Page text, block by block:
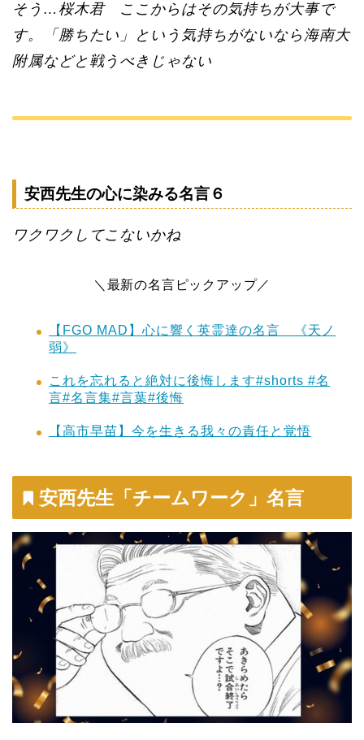
そう…桜木君 ここからはその気持ちが大事で
す。「勝ちたい」という気持ちがないなら海南大
附属などと戦うべきじゃない
安西先生の心に染みる名言６
ワクワクしてこないかね
＼最新の名言ピックアップ／
【FGO MAD】心に響く英霊達の名言 《天ノ
弱》
これを忘れると絶対に後悔します#shorts #名
言#名言集#言葉#後悔
【高市早苗】今を生きる我々の責任と覚悟
安西先生「チームワーク」名言